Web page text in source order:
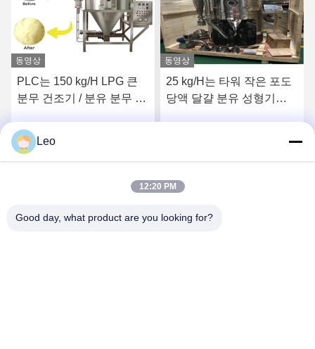
동영상
PLC는 150 kg/H LPG 큰
분무 건조기 / 분유 분무 건
최고의 가격을 얻으십시
동영상
25 kg/H는 타워 작은 포도
당액 달걀 분유 성형기
Leo
12:20 PM
Good day, what product are you looking for?